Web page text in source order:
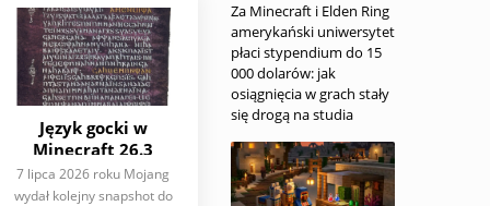
Język gocki w
Minecraft 26.3
Snapshot 3: 5 rzeczy,
które warto wiedzieć
7 lipca 2026 roku Mojang
wydał kolejny snapshot do
Za Minecraft i Elden Ring
amerykański uniwersytet
płaci stypendium do 15
000 dolarów: jak
osiągnięcia w grach stały
się drogą na studia